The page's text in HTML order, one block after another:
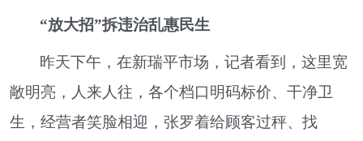
“放大招”拆违治乱惠民生
昨天下午，在新瑞平市场，记者看到，这里宽
敞明亮，人来人往，各个档口明码标价、干净卫
生，经营者笑脸相迎，张罗着给顾客过秤、找